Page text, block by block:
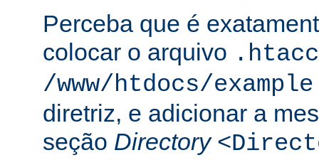
Perceba que é
colocar o arquivo
/www/htdocs/example
diretriz, e adicionar a
seção Directory